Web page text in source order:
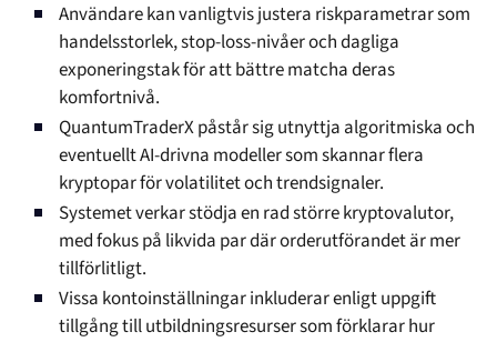
Användare kan vanligtvis justera riskparametrar som
handelsstorlek, stop-loss-nivåer och dagliga
exponeringstak för att bättre matcha deras
komfortnivå.
QuantumTraderX påstår sig utnyttja algoritmiska och
eventuellt AI-drivna modeller som skannar flera
kryptopar för volatilitet och trendsignaler.
Systemet verkar stödja en rad större kryptovalutor,
med fokus på likvida par där orderutförandet är mer
tillförlitligt.
Vissa kontoinställningar inkluderar enligt uppgift
tillgång till utbildningsresurser som förklarar hur